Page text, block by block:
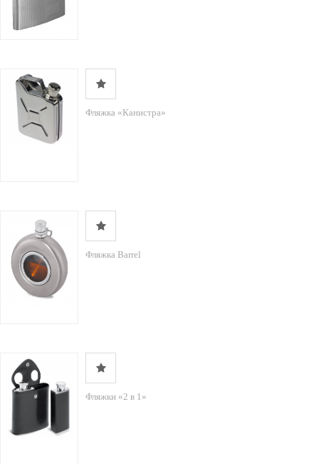
Фляжка «Канистра»
Фляжка Barrel
Фляжки «2 в 1»